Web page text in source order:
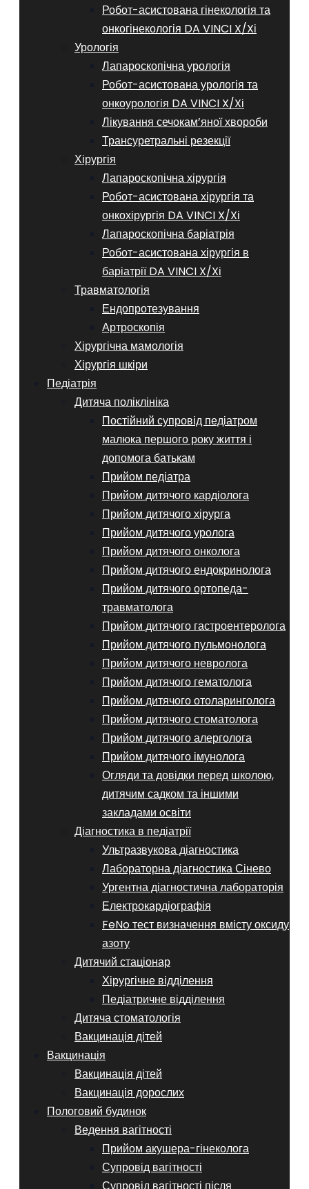
Робот-асистована гінекологія та
онкогінекологія DA VINCI X/Xі
Урологія
Лапароскопічна урологія
Робот-асистована урологія та
онкоурологія DA VINCI X/Xі
Лікування сечокам’яної хвороби
Трансуретральні резекції
Хірургія
Лапароскопічна хірургія
Робот-асистована хірургія та
онкохірургія DA VINCI X/Xі
Лапароскопічна баріатрія
Робот-асистована хірургія в
баріатрії DA VINCI X/Xі
Травматологія
Ендопротезування
Артроскопія
Хірургічна мамологія
Хірургія шкіри
Педіатрія
Дитяча поліклініка
Постійний супровід педіатром
малюка першого року життя і
допомога батькам
Прийом педіатра
Прийом дитячого кардіолога
Прийом дитячого хірурга
Прийом дитячого уролога
Прийом дитячого онколога
Прийом дитячого ендокринолога
Прийом дитячого ортопеда-
травматолога
Прийом дитячого гастроентеролога
Прийом дитячого пульмонолога
Прийом дитячого невролога
Прийом дитячого гематолога
Прийом дитячого отоларинголога
Прийом дитячого стоматолога
Прийом дитячого алерголога
Прийом дитячого імунолога
Огляди та довідки перед школою,
дитячим садком та іншими
закладами освіти
Діагностика в педіатрії
Ультразвукова діагностика
Лабораторна діагностика Сінево
Ургентна діагностична лабораторія
Електрокардіографія
FeNo тест визначення вмісту оксиду
азоту
Дитячий стаціонар
Хірургічне відділення
Педіатричне відділення
Дитяча стоматологія
Вакцинація дітей
Вакцинація
Вакцинація дітей
Вакцинація дорослих
Пологовий будинок
Ведення вагітності
Прийом акушера-гінеколога
Супровід вагітності